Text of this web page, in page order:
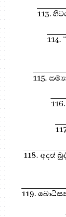
113.
115.
118. අදත්
119.